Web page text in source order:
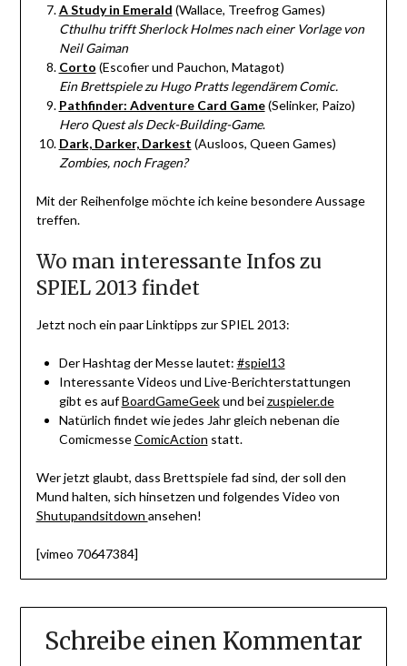
A Study in Emerald (Wallace, Treefrog Games)
Cthulhu trifft Sherlock Holmes nach einer Vorlage von
Neil Gaiman
Corto (Escofier und Pauchon, Matagot)
Ein Brettspiele zu Hugo Pratts legendärem Comic.
Pathfinder: Adventure Card Game(Selinker, Paizo)
Hero Quest als Deck-Building-Game.
Dark, Darker, Darkest (Ausloos, Queen Games)
Zombies, noch Fragen?
Mit der Reihenfolge möchte ich keine besondere Aussage
treffen.
Wo man interessante Infos zu
SPIEL 2013 findet
Jetzt noch ein paar Linktipps zur SPIEL 2013:
Der Hashtag der Messe lautet: #spiel13
Interessante Videos und Live-Berichterstattungen
gibt es aufBoardGameGeekund beizuspieler.de
Natürlich findet wie jedes Jahr gleich nebenan die
ComicmesseComicAction statt.
Wer jetzt glaubt, dass Brettspiele fad sind, der soll den
Mund halten, sich hinsetzen und folgendes Video von
Shutupandsitdown ansehen!
[vimeo 70647384]
Schreibe einen Kommentar